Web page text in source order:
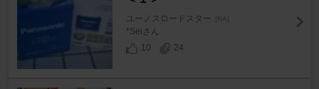
ユーノスロードスター [NA]
*Seiさん
10
24